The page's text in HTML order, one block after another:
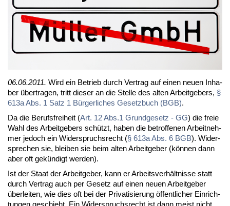
06.06.2011. Wird ein Be­trieb durch Ver­trag auf ei­nen neu­en In­ha­
ber über­tra­gen, tritt die­ser an die Stel­le des al­ten Ar­beit­ge­bers, §
613a Abs. 1 Satz 1 Bür­ger­li­ches Ge­setz­buch (BGB).
Da die Be­rufs­frei­heit (Art. 12 Abs.1 Grund­ge­setz - GG) die freie
Wahl des Ar­beit­ge­bers schützt, ha­ben die be­trof­fe­nen Ar­beit­neh­
mer je­doch ein Wi­der­spruchs­recht (§ 613a Abs. 6 BGB). Wi­der­
spre­chen sie, blei­ben sie beim al­ten Ar­beit­ge­ber (kön­nen dann
aber oft ge­kün­digt wer­den).
Ist der Staat der Ar­beit­ge­ber, kann er Ar­beits­ver­hält­nis­se statt
durch Ver­trag auch per Ge­setz auf ei­nen neu­en Ar­beit­ge­ber
über­lei­ten, wie dies oft bei der Pri­va­ti­sie­rung öf­fent­li­cher Ein­rich­